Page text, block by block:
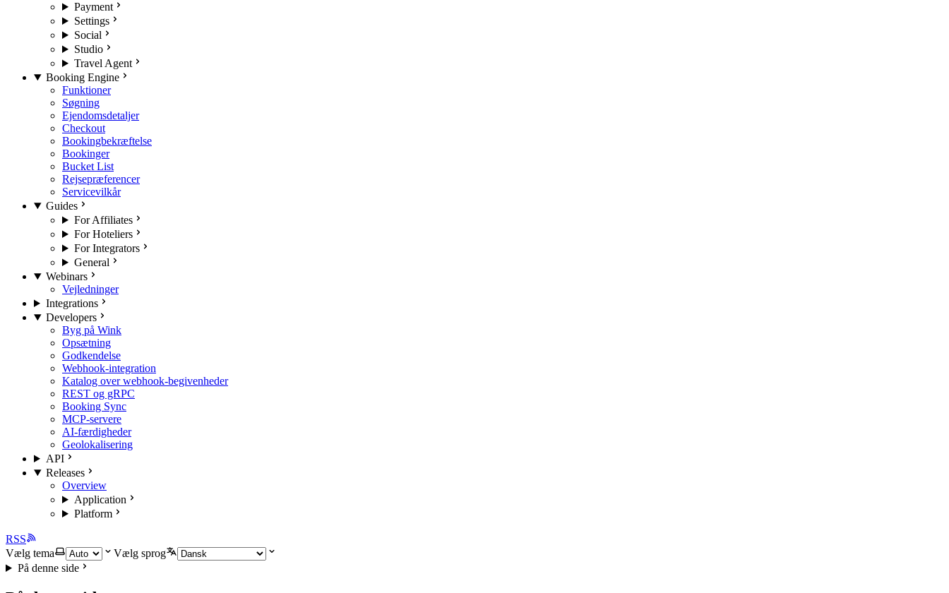
Payment
Settings
Social
Studio
Travel Agent
Booking Engine
Funktioner
Søgning
Ejendomsdetaljer
Checkout
Bookingbekræftelse
Bookinger
Bucket List
Rejsepræferencer
Servicevilkår
Guides
For Affiliates
For Hoteliers
For Integrators
General
Webinars
Vejledninger
Integrations
Developers
Byg på Wink
Opsætning
Godkendelse
Webhook-integration
Katalog over webhook-begivenheder
REST og gRPC
Booking Sync
MCP-servere
AI-færdigheder
Geolokalisering
API
Releases
Overview
Application
Platform
RSS
Vælg tema
Vælg sprog
På denne side